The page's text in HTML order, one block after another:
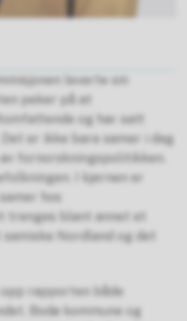
leverte sin
peker på at
og har satt
er ikke bare samer i dag
fornorskningspolitikken.
I kjernen er
hos
trenges blant annet et
Nordland og det
rapporten både
Bodø kommune og